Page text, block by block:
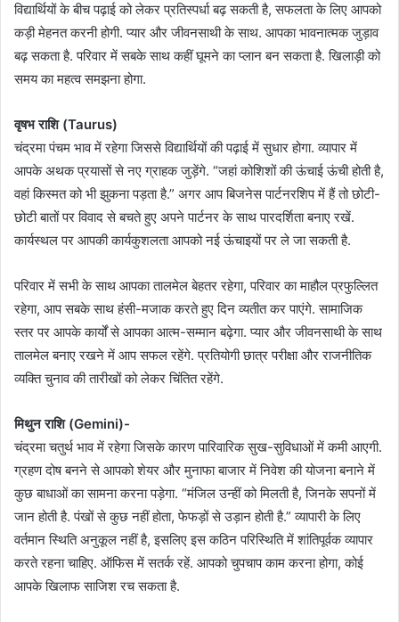
विद्यार्थियों के बीच पढ़ाई को लेकर प्रतिस्पर्धा बढ़ सकती है, सफलता के लिए आपको
कड़ी मेहनत करनी होगी. प्यार और जीवनसाथी के साथ. आपका भावनात्मक जुड़ाव
बढ़ सकता है. परिवार में सबके साथ कहीं घूमने का प्लान बन सकता है. खिलाड़ी को
समय का महत्व समझना होगा.
वृषभ राशि (Taurus)
चंद्रमा पंचम भाव में रहेगा जिससे विद्यार्थियों की पढ़ाई में सुधार होगा. व्यापार में
आपके अथक प्रयासों से नए ग्राहक जुड़ेंगे. “जहां कोशिशों की ऊंचाई ऊंची होती है,
वहां किस्मत को भी झुकना पड़ता है.” अगर आप बिजनेस पार्टनरशिप में हैं तो छोटी-
छोटी बातों पर विवाद से बचते हुए अपने पार्टनर के साथ पारदर्शिता बनाए रखें.
कार्यस्थल पर आपकी कार्यकुशलता आपको नई ऊंचाइयों पर ले जा सकती है.
परिवार में सभी के साथ आपका तालमेल बेहतर रहेगा, परिवार का माहौल प्रफुल्लित
रहेगा, आप सबके साथ हंसी-मजाक करते हुए दिन व्यतीत कर पाएंगे. सामाजिक
स्तर पर आपके कार्यों से आपका आत्म-सम्मान बढ़ेगा. प्यार और जीवनसाथी के साथ
तालमेल बनाए रखने में आप सफल रहेंगे. प्रतियोगी छात्र परीक्षा और राजनीतिक
व्यक्ति चुनाव की तारीखों को लेकर चिंतित रहेंगे.
मिथुन राशि (Gemini)-
चंद्रमा चतुर्थ भाव में रहेगा जिसके कारण पारिवारिक सुख-सुविधाओं में कमी आएगी.
ग्रहण दोष बनने से आपको शेयर और मुनाफा बाजार में निवेश की योजना बनाने में
कुछ बाधाओं का सामना करना पड़ेगा. “मंजिल उन्हीं को मिलती है, जिनके सपनों में
जान होती है. पंखों से कुछ नहीं होता, फेफड़ों से उड़ान होती है.” व्यापारी के लिए
वर्तमान स्थिति अनुकूल नहीं है, इसलिए इस कठिन परिस्थिति में शांतिपूर्वक व्यापार
करते रहना चाहिए. ऑफिस में सतर्क रहें. आपको चुपचाप काम करना होगा, कोई
आपके खिलाफ साजिश रच सकता है.